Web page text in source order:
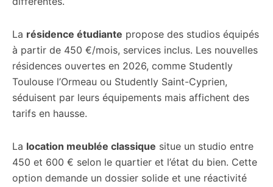
La résidence étudiante propose des studios équipés
à partir de 450 €/mois, services inclus. Les nouvelles
résidences ouvertes en 2026, comme Studently
Toulouse l’Ormeau ou Studently Saint-Cyprien,
séduisent par leurs équipements mais affichent des
tarifs en hausse.
La location meublée classique situe un studio entre
450 et 600 € selon le quartier et l’état du bien. Cette
option demande un dossier solide et une réactivité